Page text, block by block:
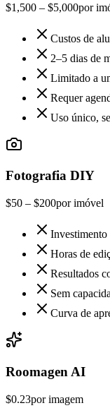
$1,500 – $5,000por
Custos de
2–5 dias de
Limitado a
Requer
Uso único,
Fotografia DIY
$50 – $200por imóvel
Investimento
Horas de
Resultados
Sem
Curva de
Roomagen AI
$0.23por imagem